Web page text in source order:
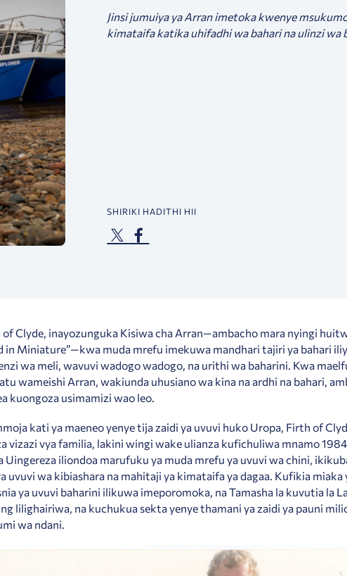
Jinsi jumuiya ya Arran imetoka kwenye
kimataifa katika uhifadhi wa bahari na ulinzi wa
SHIRIKI HADITHI HII
Clyde, inayozunguka Kisiwa cha Arran—ambacho mara nyingi
in Miniature”—kwa muda mrefu imekuwa mandhari tajiri ya bahari
wa meli, wavuvi wadogo wadogo, na urithi wa baharini. Kwa
wameishi Arran, wakiunda uhusiano wa kina na ardhi na bahari,
kuongoza usimamizi wao leo.
kati ya maeneo yenye tija zaidi ya uvuvi huko Uropa, Firth of
vizazi vya familia, lakini wingi wake ulianza kufichuliwa mnamo
Uingereza iliondoa marufuku ya muda mrefu ya uvuvi wa chini,
uvuvi wa kibiashara na mahitaji ya kimataifa ya dagaa. Kufikia miaka
ya uvuvi baharini ilikuwa imeporomoka, na Tamasha la kuvutia la
lilighairiwa, na kuchukua sekta yenye thamani ya zaidi ya pauni
wa ndani.